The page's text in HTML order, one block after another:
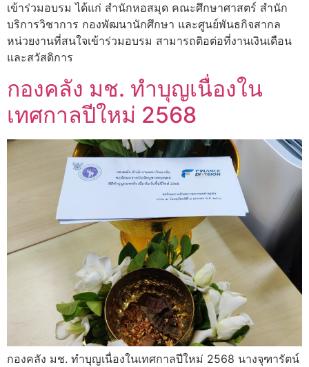
เข้าร่วมอบรม ได้แก่ สำนักหอสมุด คณะศึกษาศาสตร์ สำนัก
บริการวิชาการ กองพัฒนานักศึกษา และศูนย์พันธกิจสากล
หน่วยงานที่สนใจเข้าร่วมอบรม สามารถติอต่อที่งานเงินเดือน
และสวัสดิการ
กองคลัง มช. ทำบุญเนื่องใน
เทศกาลปีใหม่ 2568
กองคลัง มช. ทำบุญเนื่องในเทศกาลปีใหม่ 2568 นางจุฑารัตน์